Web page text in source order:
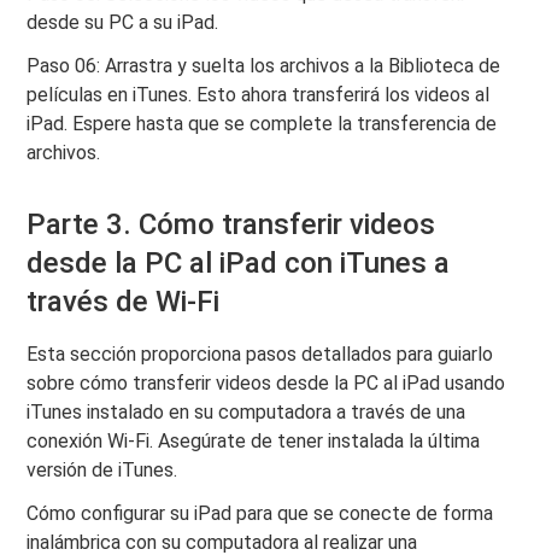
desde su PC a su iPad.
Paso 06: Arrastra y suelta los archivos a la Biblioteca de
películas en iTunes. Esto ahora transferirá los videos al
iPad. Espere hasta que se complete la transferencia de
archivos.
Parte 3. Cómo transferir videos
desde la PC al iPad con iTunes a
través de Wi-Fi
Esta sección proporciona pasos detallados para guiarlo
sobre cómo transferir videos desde la PC al iPad usando
iTunes instalado en su computadora a través de una
conexión Wi-Fi. Asegúrate de tener instalada la última
versión de iTunes.
Cómo configurar su iPad para que se conecte de forma
inalámbrica con su computadora al realizar una